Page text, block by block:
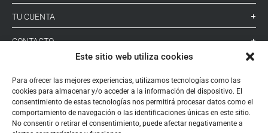
Este sitio web utiliza cookies
Para ofrecer las mejores experiencias, utilizamos tecnologías como las
cookies para almacenar y/o acceder a la información del dispositivo. El
consentimiento de estas tecnologías nos permitirá procesar datos como el
comportamiento de navegación o las identificaciones únicas en este sitio.
No consentir o retirar el consentimiento, puede afectar negativamente a
TU CUENTA
CONTACTO
+ 34 933 348 800